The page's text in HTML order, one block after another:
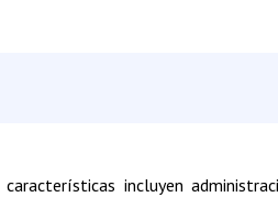
incluyen